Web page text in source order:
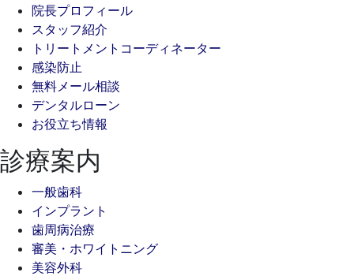
院長プロフィール
スタッフ紹介
トリートメントコーディネーター
感染防止
無料メール相談
デンタルローン
お役立ち情報
診療案内
一般歯科
インプラント
歯周病治療
審美・ホワイトニング
美容外科